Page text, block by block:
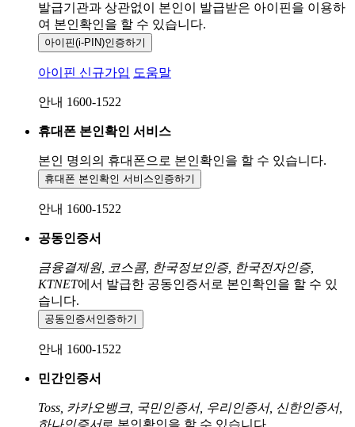
발급기관과 상관없이 본인이 발급받은 아이핀을 이용하
여 본인확인을 할 수 있습니다.
아이핀(i-PIN)인증하기
아이핀 신규가입 도움말
안내 1600-1522
휴대폰 본인확인 서비스
본인 명의의 휴대폰으로 본인확인을 할 수 있습니다.
휴대폰 본인확인 서비스인증하기
안내 1600-1522
공동인증서
금융결제원, 코스콤, 한국정보인증, 한국전자인증,
KTNET에서 발급한 공동인증서로 본인확인을 할 수 있
습니다.
공동인증서 인증하기
안내 1600-1522
민간인증서
Toss, 카카오뱅크, 국민인증서, 우리인증서, 신한인증서,